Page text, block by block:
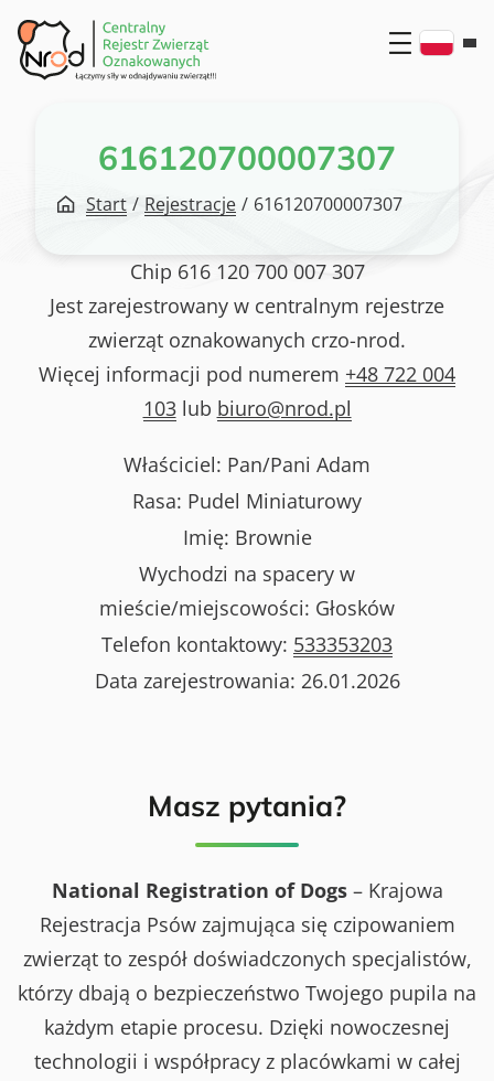
Przejdź
do
treści
616120700007307
Start / Rejestracje / 616120700007307
Chip 616 120 700 007 307
Jest zarejestrowany w centralnym rejestrze
zwierząt oznakowanych crzo-nrod.
Więcej informacji pod numerem +48 722 004
103lub biuro@nrod.pl
Właściciel: Pan/Pani Adam
Rasa: Pudel Miniaturowy
Imię: Brownie
Wychodzi na spacery w
mieście/miejscowości: Głosków
Telefon kontaktowy: 533353203
Data zarejestrowania: 26.01.2026
Masz pytania?
National Registration of Dogs– Krajowa
Rejestracja Psów zajmująca się czipowaniem
zwierząt to zespół doświadczonych specjalistów,
którzy dbają o bezpieczeństwo Twojego pupila na
każdym etapie procesu. Dzięki nowoczesnej
technologii i współpracy z placówkami w całej